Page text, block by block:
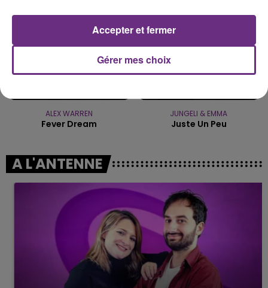
ALEX WARREN
Fever Dream
JUNGELI & EMMA
Juste Un Peu
A L'ANTENNE
Gérer mes choix
Accepter et fermer